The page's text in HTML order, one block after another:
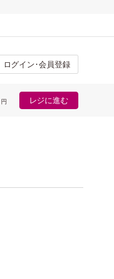
ログイン･会員登録
円 レジに進む